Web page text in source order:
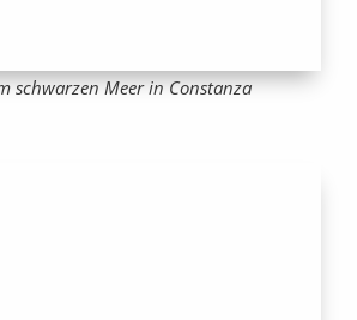
schwarzen Meer in Constanza